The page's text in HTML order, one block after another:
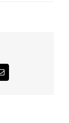
Correo